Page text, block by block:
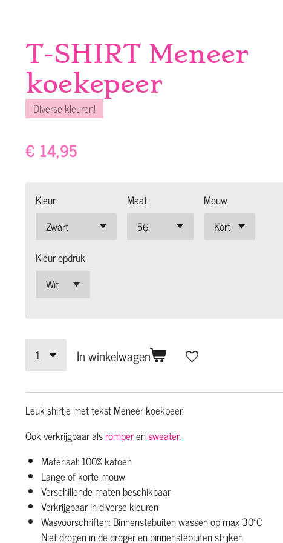
T-SHIRT Meneer
koekepeer
Diverse kleuren!
€ 14,95
Kleur Maat Mouw
Kleur opdruk
In winkelwagen
Leuk shirtje met tekst Meneer koekpeer.
Ook verkrijgbaar alsromperensweater.
Materiaal: 100% katoen
Lange of korte mouw
Verschillende maten beschikbaar
Verkrijgbaar in diverse kleuren
Wasvoorschriften: Binnenstebuiten wassen op max 30°C
Niet drogen in de droger en binnenstebuiten strijken